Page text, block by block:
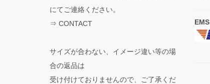
にてご連絡ください。
⇒ CONTACT
サイズが合わない、イメージ違い等の場
合の返品は
受け付けておりませんので、ご了承くだ
EMS